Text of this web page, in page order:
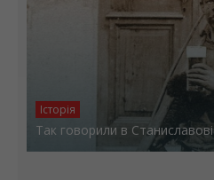
Історія
Так говорили в Станиславові